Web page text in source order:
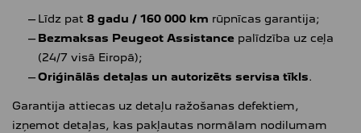
Līdz pat 8 gadu / 160 000 km rūpnīcas garantija;
Bezmaksas Peugeot Assistance palīdzība uz ceļa
(24/7 visā Eiropā);
Oriģinālās detaļas un autorizēts servisa tīkls.
Garantija attiecas uz detaļu ražošanas defektiem,
izņemot detaļas, kas pakļautas normālam nodilumam